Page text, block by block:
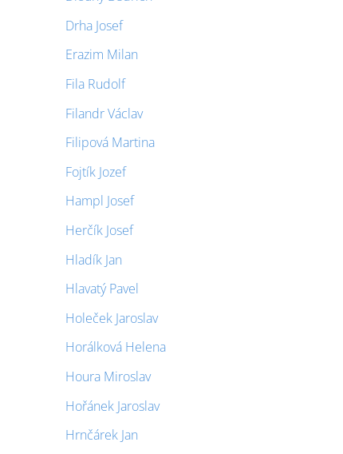
Drha Josef
Erazim Milan
Fila Rudolf
Filandr Václav
Filipová Martina
Fojtík Jozef
Hampl Josef
Herčík Josef
Hladík Jan
Hlavatý Pavel
Holeček Jaroslav
Horálková Helena
Houra Miroslav
Hořánek Jaroslav
Hrnčárek Jan